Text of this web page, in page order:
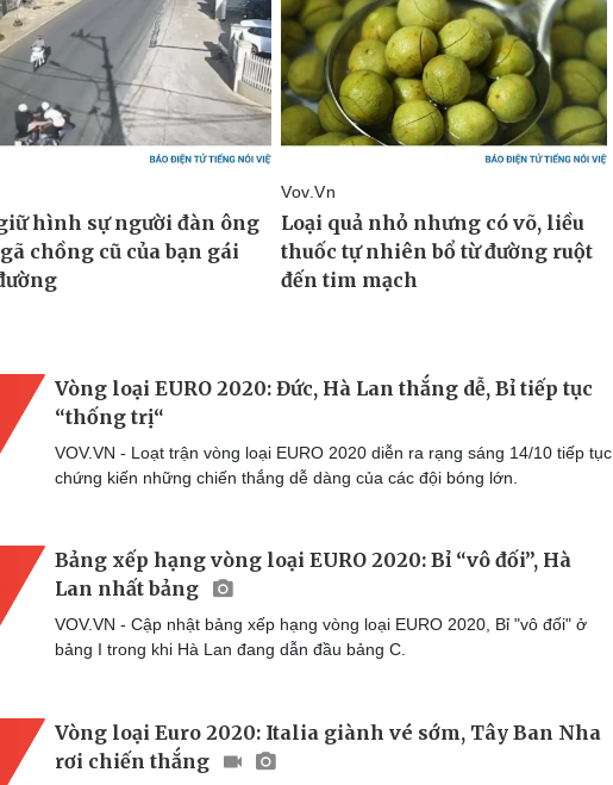
Vòng loại EURO 2020: Đức, Hà Lan thắng dễ, Bỉ tiếp tục
“thống trị“
VOV.VN - Loạt trận vòng loại EURO 2020 diễn ra rạng sáng 14/10 tiếp tục
chứng kiến những chiến thắng dễ dàng của các đội bóng lớn.
Bảng xếp hạng vòng loại EURO 2020: Bỉ “vô đối”, Hà
Lan nhất bảng
VOV.VN - Cập nhật bảng xếp hạng vòng loại EURO 2020, Bỉ "vô đối" ở
bảng I trong khi Hà Lan đang dẫn đầu bảng C.
Vòng loại Euro 2020: Italia giành vé sớm, Tây Ban Nha
rơi chiến thắng